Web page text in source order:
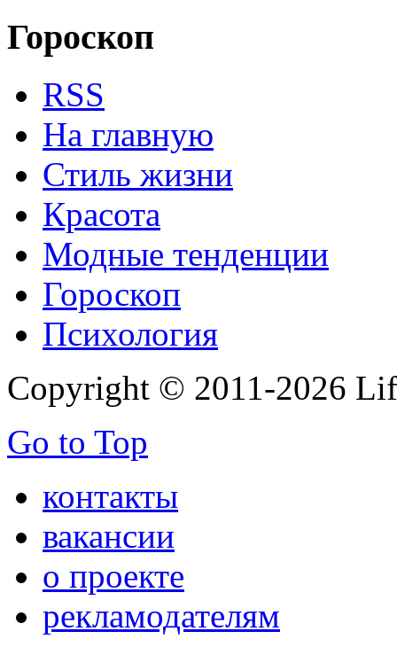
Гороскоп
RSS
На главную
Стиль жизни
Красота
Модные тенденции
Гороскоп
Психология
Copyright © 2011-2026
Go to Top
контакты
вакансии
о проекте
рекламодателям